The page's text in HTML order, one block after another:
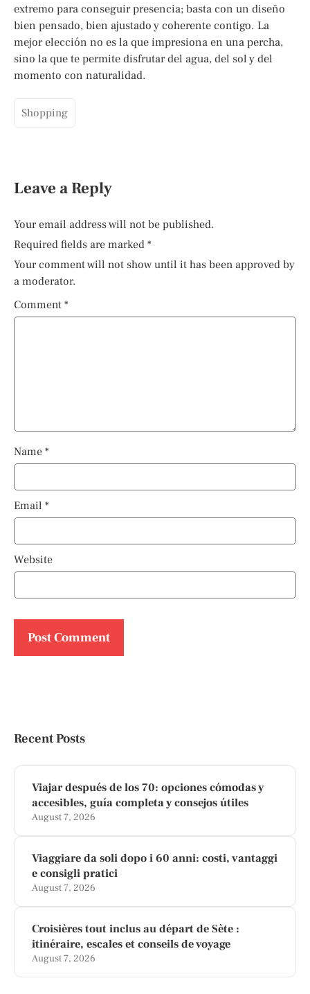
extremo para conseguir presencia; basta con un diseño
bien pensado, bien ajustado y coherente contigo. La
mejor elección no es la que impresiona en una percha,
sino la que te permite disfrutar del agua, del sol y del
momento con naturalidad.
Shopping
Leave a Reply
Your email address will not be published.
Required fields are marked *
Your comment will not show until it has been approved by
a moderator.
Comment *
Name *
Email *
Website
Recent Posts
Viajar después de los 70: opciones cómodas y
accesibles, guía completa y consejos útiles
August 7, 2026
Viaggiare da soli dopo i 60 anni: costi, vantaggi
e consigli pratici
August 7, 2026
Croisières tout inclus au départ de Sète :
itinéraire, escales et conseils de voyage
August 7, 2026